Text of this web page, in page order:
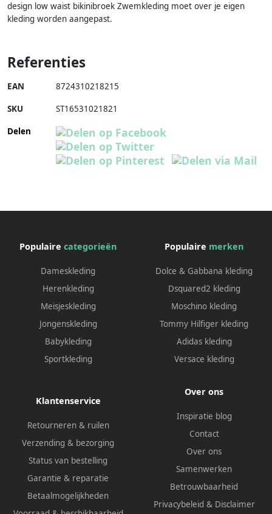
design low waist bikinibroek Zwemkleding moet over je eigen
kleding worden aangepast.
Referenties
EAN 8724310218215
SKU ST16531021821
Delen
Populaire categorieën
Dameskleding
Herenkleding
Meisjeskleding
Jongenskleding
Babykleding
Sportkleding
Populaire merken
Dolce & Gabbana kleding
Dsquared2 kleding
Moschino kleding
Tommy Hilfiger kleding
Adidas kleding
Versace kleding
Klantenservice
Retourneren & ruilen
Verzending & bezorging
Status van bestelling
Garantie & reparatie
Betaalmogelijkheden
Over ons
Inspiratie blog
Contact
Over ons
Samenwerken
Betrouwbaarheid
Privacybeleid & Disclaimer